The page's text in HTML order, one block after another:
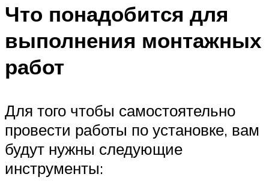
Что понадобится для
выполнения монтажных
работ
Для того чтобы самостоятельно
провести работы по установке, вам
будут нужны следующие
инструменты: